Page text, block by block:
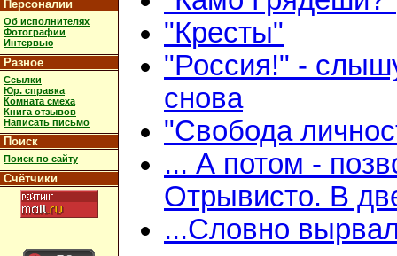
Персоналии
Об исполнителях
Фотографии
Интервью
Разное
Ссылки
Юр. справка
Комната смеха
Книга отзывов
Написать письмо
Поиск
Поиск по сайту
Счётчики
"Кресты"
"Россия!" -
снова
"Свобода
... А потом -
Отрывисто. В
...Словно